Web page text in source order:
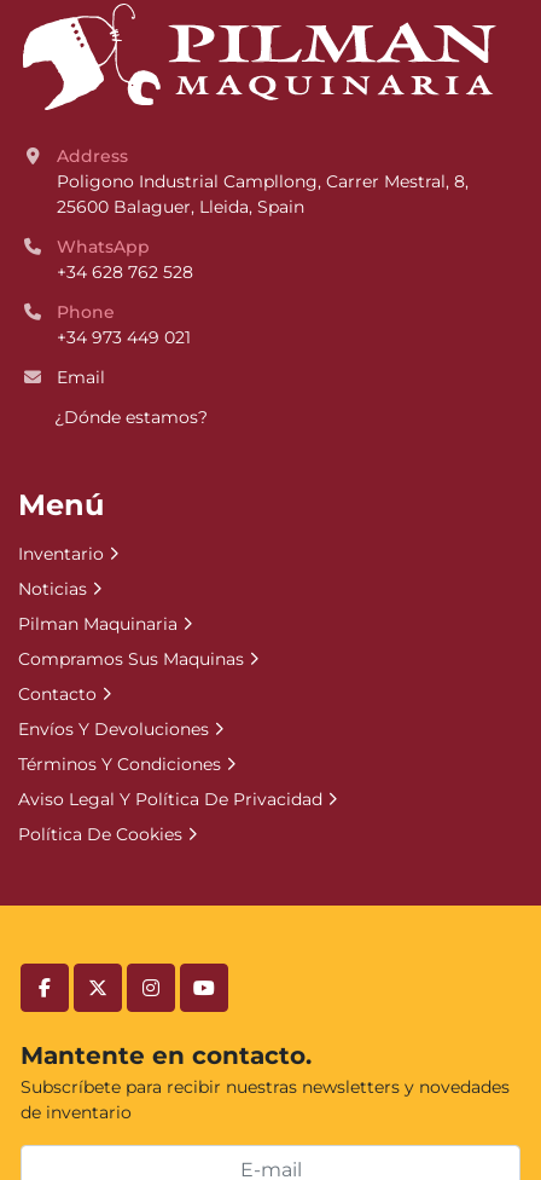
facebooktwitterinstagramyoutube
Mantente en contacto.
Subscríbete para recibir nuestras newsletters y novedades
de inventario
Address
Poligono Industrial Campllong, Carrer Mestral, 8,
25600 Balaguer, Lleida, Spain
WhatsApp
+34 628 762 528
Phone
+34 973 449 021
Email
¿Dónde estamos?
Menú
Inventario
Noticias
Pilman Maquinaria
Compramos Sus Maquinas
Contacto
Envíos Y Devoluciones
Términos Y Condiciones
Aviso Legal Y Política De Privacidad
Política De Cookies